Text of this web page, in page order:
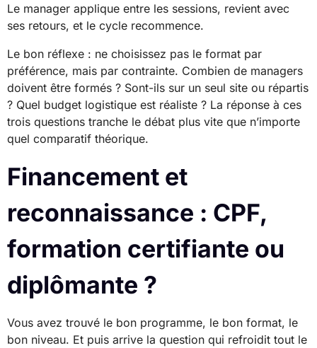
Le manager applique entre les sessions, revient avec
ses retours, et le cycle recommence.
Le bon réflexe : ne choisissez pas le format par
préférence, mais par contrainte. Combien de managers
doivent être formés ? Sont-ils sur un seul site ou répartis
? Quel budget logistique est réaliste ? La réponse à ces
trois questions tranche le débat plus vite que n’importe
quel comparatif théorique.
Financement et
reconnaissance : CPF,
formation certifiante ou
diplômante ?
Vous avez trouvé le bon programme, le bon format, le
bon niveau. Et puis arrive la question qui refroidit tout le